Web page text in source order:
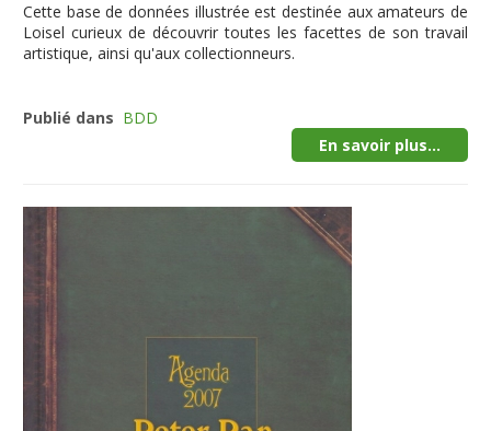
Cette base de données illustréeest destinée aux amateurs de
Loisel curieux de découvrir toutes les facettes de son travail
artistique, ainsi qu'aux collectionneurs.
Publié dans BDD
En savoir plus...